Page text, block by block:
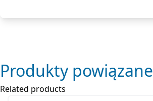
Produkty powiązane
Related products